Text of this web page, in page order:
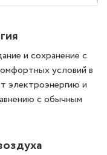
и сохранение с
условий в
электроэнергию и
с обычным